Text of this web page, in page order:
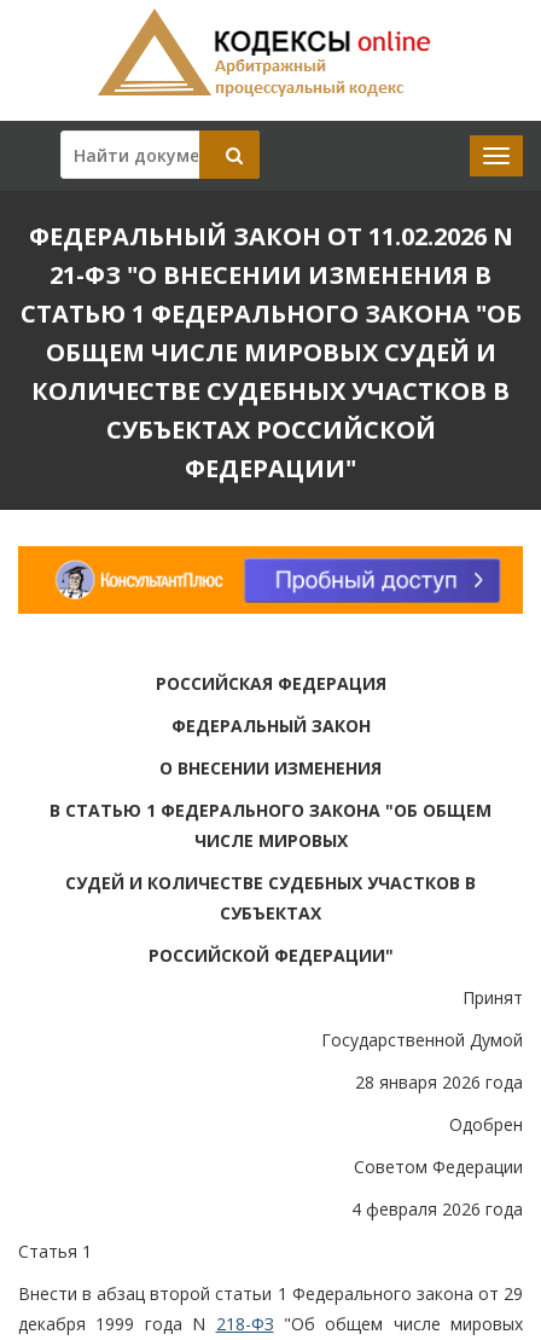
ФЕДЕРАЛЬНЫЙ ЗАКОН ОТ 11.02.2026 N
21-ФЗ "О ВНЕСЕНИИ ИЗМЕНЕНИЯ В
СТАТЬЮ 1 ФЕДЕРАЛЬНОГО ЗАКОНА "ОБ
ОБЩЕМ ЧИСЛЕ МИРОВЫХ СУДЕЙ И
КОЛИЧЕСТВЕ СУДЕБНЫХ УЧАСТКОВ В
СУБЪЕКТАХ РОССИЙСКОЙ
ФЕДЕРАЦИИ"
РОССИЙСКАЯ ФЕДЕРАЦИЯ
ФЕДЕРАЛЬНЫЙ ЗАКОН
О ВНЕСЕНИИ ИЗМЕНЕНИЯ
В СТАТЬЮ 1 ФЕДЕРАЛЬНОГО ЗАКОНА "ОБ ОБЩЕМ
ЧИСЛЕ МИРОВЫХ
СУДЕЙ И КОЛИЧЕСТВЕ СУДЕБНЫХ УЧАСТКОВ В
СУБЪЕКТАХ
РОССИЙСКОЙ ФЕДЕРАЦИИ"
Принят
Государственной Думой
28 января 2026 года
Одобрен
Советом Федерации
4 февраля 2026 года
Статья 1
Внести в абзац второй статьи 1 Федерального закона от 29
декабря 1999 года N 218-ФЗ "Об общем числе мировых